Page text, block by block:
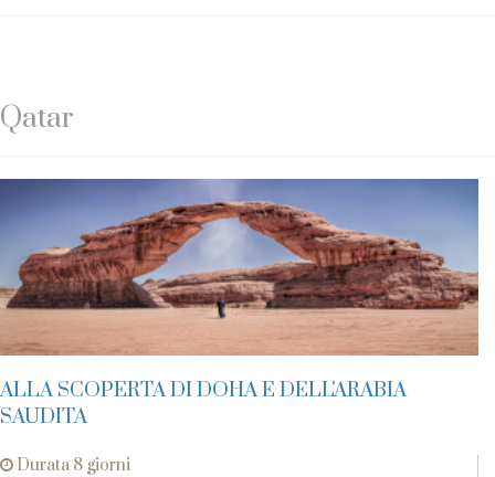
Qatar
ALLA SCOPERTA DI DOHA E DELL'ARABIA
SAUDITA
Durata 8 giorni